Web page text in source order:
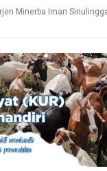
Minerba Iman